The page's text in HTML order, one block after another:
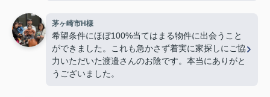
寧に接してくださり、「営業の方でこんなに優しく
て親切な方がいるんだ」と驚くほど素敵な方でし
た。子どももすっかり懐いていて、人柄の良さが伝
わってきました。
茅ヶ崎市H様
希望条件にほぼ100%当てはまる物件に出会うこと
ができました。これも急かさず着実に家探しにご協
力いただいた渡邉さんのお陰です。本当にありがと
うございました。